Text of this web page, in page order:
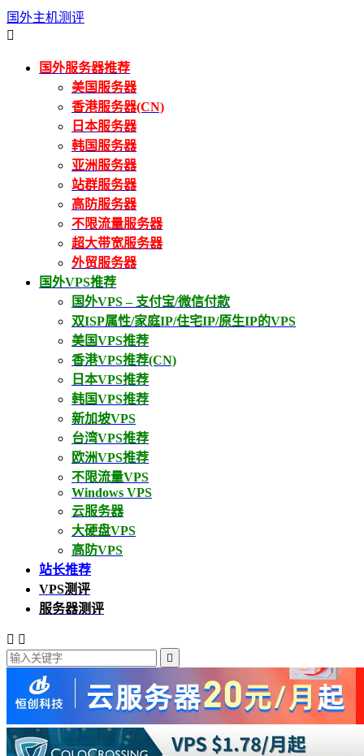
国外主机测评

国外服务器推荐
美国服务器
香港服务器(CN)
日本服务器
韩国服务器
亚洲服务器
站群服务器
高防服务器
不限流量服务器
超大带宽服务器
外贸服务器
国外VPS推荐
国外VPS – 支付宝/微信付款
双ISP属性/家庭IP/住宅IP/原生IP的VPS
美国VPS推荐
香港VPS推荐(CN)
日本VPS推荐
韩国VPS推荐
新加坡VPS
台湾VPS推荐
欧洲VPS推荐
不限流量VPS
Windows VPS
云服务器
大硬盘VPS
高防VPS
站长推荐
VPS测评
服务器测评
 
